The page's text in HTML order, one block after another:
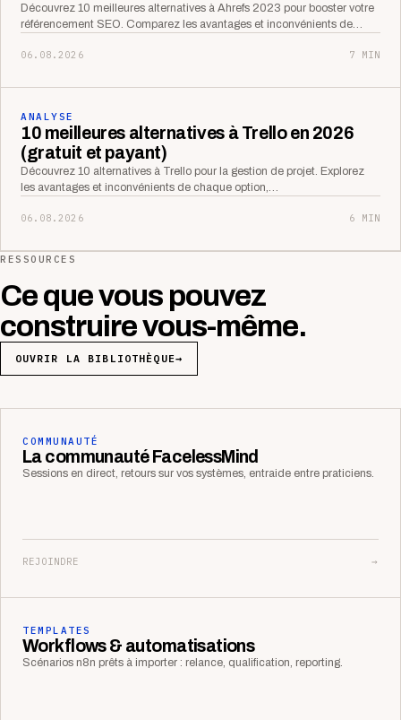
Découvrez 10 meilleures alternatives à Ahrefs 2023 pour booster votre
référencement SEO. Comparez les avantages et inconvénients de…
06.08.2026 7 MIN
ANALYSE
10 meilleures alternatives à Trello en 2026
(gratuit et payant)
Découvrez 10 alternatives à Trello pour la gestion de projet. Explorez
les avantages et inconvénients de chaque option,…
06.08.2026 6 MIN
RESSOURCES
Ce que vous pouvez
construire vous-même.
OUVRIR LA BIBLIOTHÈQUE→
COMMUNAUTÉ
La communauté FacelessMind
Sessions en direct, retours sur vos systèmes, entraide entre praticiens.
REJOINDRE →
TEMPLATES
Workflows & automatisations
Scénarios n8n prêts à importer : relance, qualification, reporting.